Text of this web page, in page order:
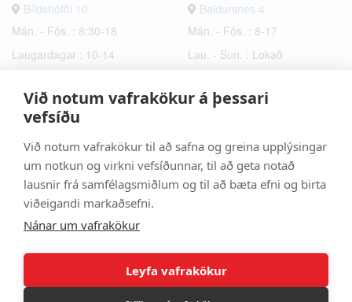
Við notum vafrakökur á þessari
vefsíðu
Við notum vafrakökur til að safna og greina upplýsingar
um notkun og virkni vefsíðunnar, til að geta notað
lausnir frá samfélagsmiðlum og til að bæta efni og birta
viðeigandi markaðsefni.
Nánar um vafrakökur
Leyfa vafrakökur
Bíldshöfði 10
Mán. - Fös. : 8:30-18
Laugardagar : 10-14
Baldursnes 4
Mán. - Fös. : 8-17
Lau. - Sun. : Lokað
Hafnarfjörður
Bæjarhraun 6
Mán. - Fös. : 8-17
Lau. - Sun. : Lokað
Selfoss
Hrísmýri 2a
Mán. - Fös. : 8-17
Lau. - Sun. : Lokað